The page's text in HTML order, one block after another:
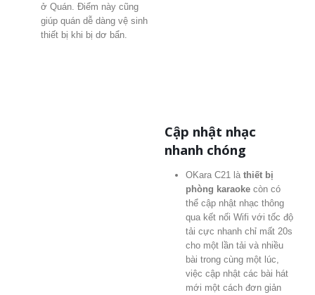
ở Quán. Điểm này cũng
giúp quán dễ dàng vệ sinh
thiết bị khi bị dơ bẩn.
Cập nhật nhạc
nhanh chóng
OKara C21 là thiết bị
phòng karaoke còn có
thể cập nhật nhạc thông
qua kết nối Wifi với tốc độ
tải cực nhanh chỉ mất 20s
cho một lần tải và nhiều
bài trong cùng một lúc,
việc cập nhật các bài hát
mới một cách đơn giản